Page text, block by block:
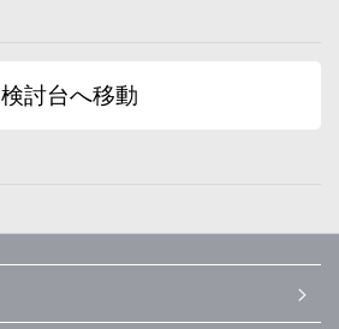
検討台へ移動